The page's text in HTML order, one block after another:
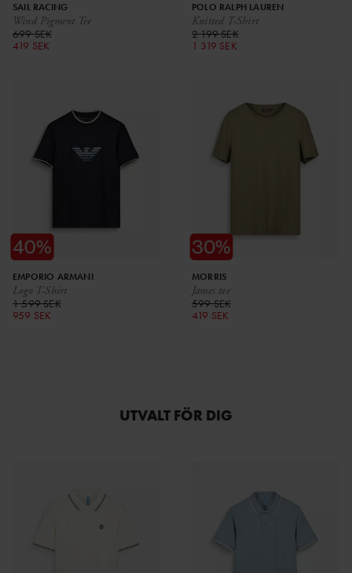
Wind Pigment Tee
SAIL RACING
699 SEK
419 SEK
Knitted T-Shirt
POLO RALPH LAUREN
2 199 SEK
1 319 SEK
Logo T-Shirt
EMPORIO ARMANI
1 599 SEK
959 SEK
James tee
MORRIS
599 SEK
419 SEK
UTVALT FÖR DIG